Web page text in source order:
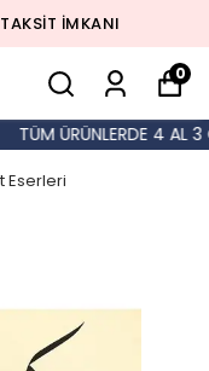
İMKANI
0
TÜM ÜRÜNLERDE 4 AL 3
Eserleri